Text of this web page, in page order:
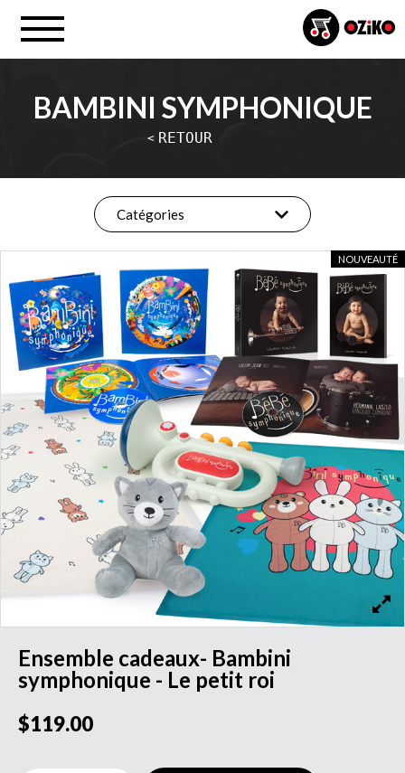
< RETOUR
BAMBINI SYMPHONIQUE
Catégories
Ensemble cadeaux- Bambini
symphonique - Le petit roi
$119.00
NOUVEAUTÉ